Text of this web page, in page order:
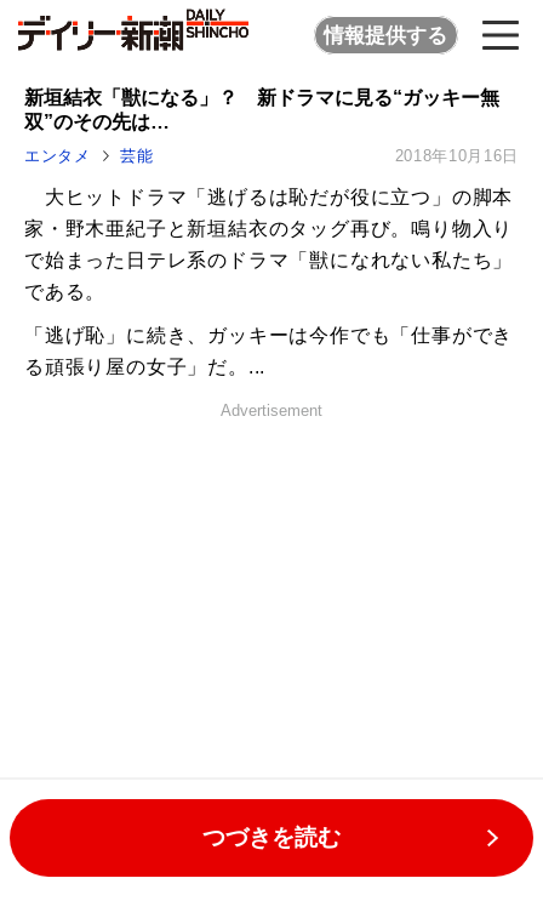
情報提供する
新垣結衣「獣になる」？ 新ドラマに見る“ガッキー無
双”のその先は…
エンタメ 芸能 2018年10月16日
大ヒットドラマ「逃げるは恥だが役に立つ」の脚本
家・野木亜紀子と新垣結衣のタッグ再び。鳴り物入り
で始まった日テレ系のドラマ「獣になれない私たち」
である。
「逃げ恥」に続き、ガッキーは今作でも「仕事ができ
る頑張り屋の女子」だ。...
Advertisement
つづきを読む